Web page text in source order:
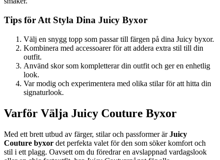
Tips för Att Styla Dina Juicy Byxor
Välj en snygg topp som passar till färgen på dina Juicy byxor.
Kombinera med accessoarer för att addera extra stil till din
outfit.
Använd skor som kompletterar din outfit och ger en enhetlig
look.
Var modig och experimentera med olika stilar för att hitta din
signaturlook.
Varför Välja Juicy Couture Byxor
Med ett brett utbud av färger, stilar och passformer ärJuicy
Couture byxor det perfekta valet för den som söker komfort och
stil i ett plagg. Oavsett om du föredrar en avslappnad vardagslook